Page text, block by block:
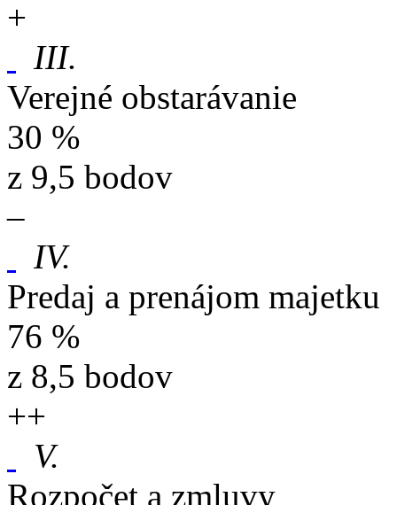
+
III.
Verejné obstarávanie
30 %
z 9,5 bodov
–
IV.
Predaj a prenájom majetku
76 %
z 8,5 bodov
++
V.
Rozpočet a zmluvy